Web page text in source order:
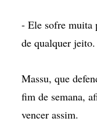
- Ele sofre muita
de qualquer
Massu, que
fim de semana,
vencer assim.